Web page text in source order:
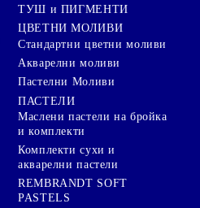
ТУШ и ПИГМЕНТИ
ЦВЕТНИ МОЛИВИ
Стандартни цветни моливи
Акварелни моливи
Пастелни Моливи
ПАСТЕЛИ
Маслени пастели на бройка
и комплекти
Комплекти сухи и
акварелни пастели
REMBRANDT SOFT
PASTELS